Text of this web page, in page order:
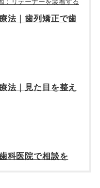
法｜歯列矯正で歯
法｜見た目を整え
科医院で相談を